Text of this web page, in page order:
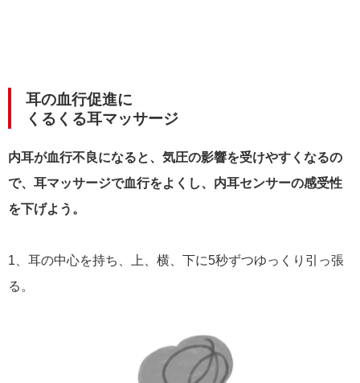
耳の血行促進に
くるくる耳マッサージ
内耳が血行不良になると、気圧の影響を受けやすくなるの
で、耳マッサージで血行をよくし、内耳センサーの感受性
を下げよう。
1、耳の中心を持ち、上、横、下に5秒ずつゆっくり引っ張
る。